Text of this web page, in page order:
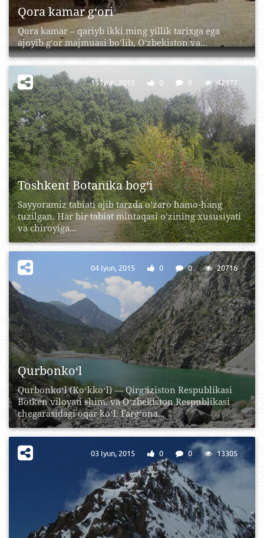
Qora kamar g‘ori
Qora kamar – qariyb ikki ming yillik tarixga ega
ajoyib g‘or majmuasi bo‘lib, O‘zbekiston va...
Toshkent Botanika bog‘i
Sayyoramiz tabiati ajib tarzda o‘zaro hamo-hang
tuzilgan. Har bir tabiat mintaqasi o‘zining xususiyati
va chiroyiga...
15 Iyun, 2015 0 0 42977
Qurbonko‘l
Qurbonkoʻl (Koʻkkoʻl) — Qirgʻiziston Respublikasi
Botken viloyati shim. va Oʻzbekiston Respublikasi
chegarasidagi oqar koʻl. Fargʻona...
04 Iyun, 2015 0 0 20716
03 Iyun, 2015 0 0 13305